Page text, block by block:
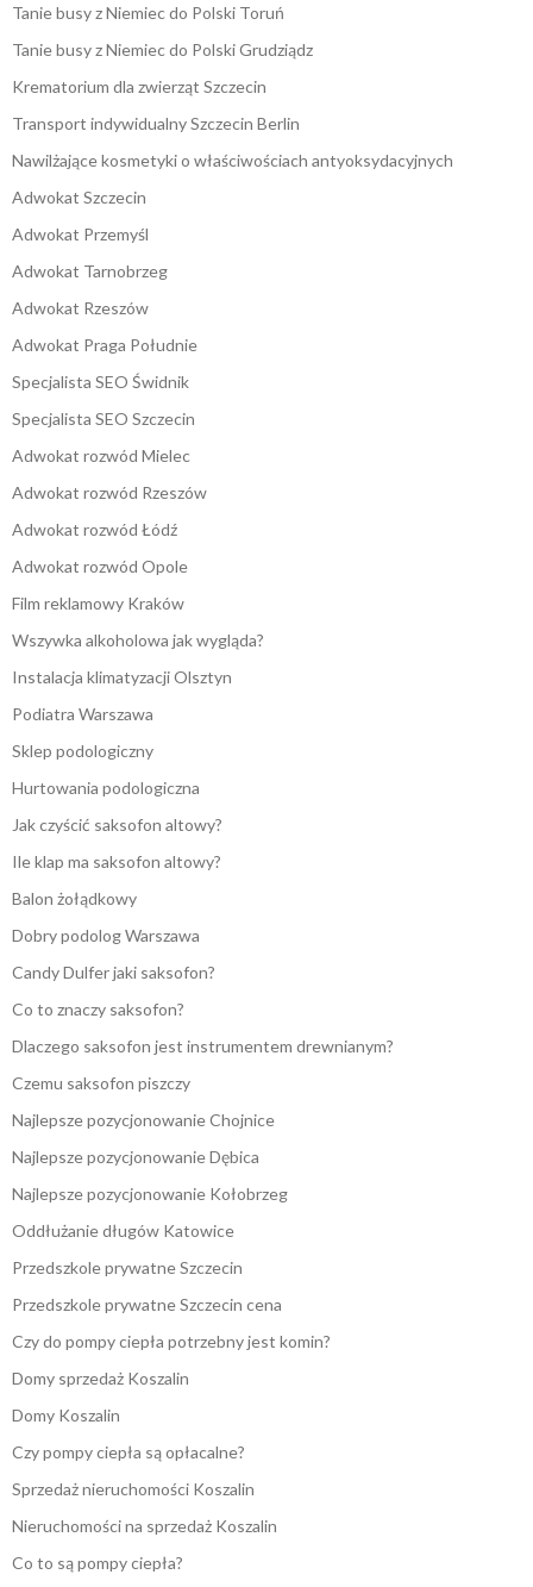
Tanie busy z Niemiec do Polski Toruń
Tanie busy z Niemiec do Polski Grudziądz
Krematorium dla zwierząt Szczecin
Transport indywidualny Szczecin Berlin
Nawilżające kosmetyki o właściwościach antyoksydacyjnych
Adwokat Szczecin
Adwokat Przemyśl
Adwokat Tarnobrzeg
Adwokat Rzeszów
Adwokat Praga Południe
Specjalista SEO Świdnik
Specjalista SEO Szczecin
Adwokat rozwód Mielec
Adwokat rozwód Rzeszów
Adwokat rozwód Łódź
Adwokat rozwód Opole
Film reklamowy Kraków
Wszywka alkoholowa jak wygląda?
Instalacja klimatyzacji Olsztyn
Podiatra Warszawa
Sklep podologiczny
Hurtowania podologiczna
Jak czyścić saksofon altowy?
Ile klap ma saksofon altowy?
Balon żołądkowy
Dobry podolog Warszawa
Candy Dulfer jaki saksofon?
Co to znaczy saksofon?
Dlaczego saksofon jest instrumentem drewnianym?
Czemu saksofon piszczy
Najlepsze pozycjonowanie Chojnice
Najlepsze pozycjonowanie Dębica
Najlepsze pozycjonowanie Kołobrzeg
Oddłużanie długów Katowice
Przedszkole prywatne Szczecin
Przedszkole prywatne Szczecin cena
Czy do pompy ciepła potrzebny jest komin?
Domy sprzedaż Koszalin
Domy Koszalin
Czy pompy ciepła są opłacalne?
Sprzedaż nieruchomości Koszalin
Nieruchomości na sprzedaż Koszalin
Co to są pompy ciepła?